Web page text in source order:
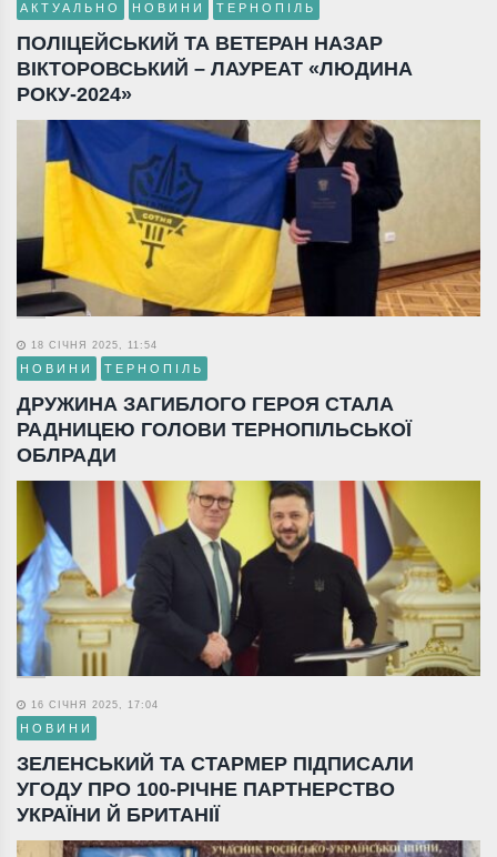
АКТУАЛЬНО НОВИНИ ТЕРНОПІЛЬ
ПОЛІЦЕЙСЬКИЙ ТА ВЕТЕРАН НАЗАР
ВІКТОРОВСЬКИЙ – ЛАУРЕАТ «ЛЮДИНА
РОКУ-2024»
18 СІЧНЯ 2025, 11:54
НОВИНИ ТЕРНОПІЛЬ
ДРУЖИНА ЗАГИБЛОГО ГЕРОЯ СТАЛА
РАДНИЦЕЮ ГОЛОВИ ТЕРНОПІЛЬСЬКОЇ
ОБЛРАДИ
16 СІЧНЯ 2025, 17:04
НОВИНИ
ЗЕЛЕНСЬКИЙ ТА СТАРМЕР ПІДПИСАЛИ
УГОДУ ПРО 100-РІЧНЕ ПАРТНЕРСТВО
УКРАЇНИ Й БРИТАНІЇ